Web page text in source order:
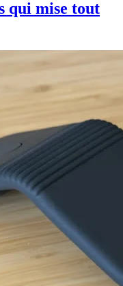
qui mise tout